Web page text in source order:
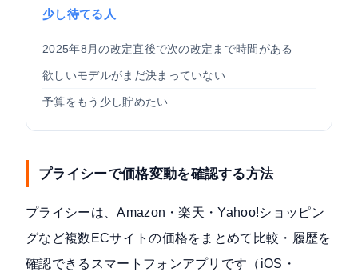
少し待てる人
2025年8月の改定直後で次の改定まで時間がある
欲しいモデルがまだ決まっていない
予算をもう少し貯めたい
プライシーで価格変動を確認する方法
プライシーは、Amazon・楽天・Yahoo!ショッピン
グなど複数ECサイトの価格をまとめて比較・履歴を
確認できるスマートフォンアプリです（iOS・